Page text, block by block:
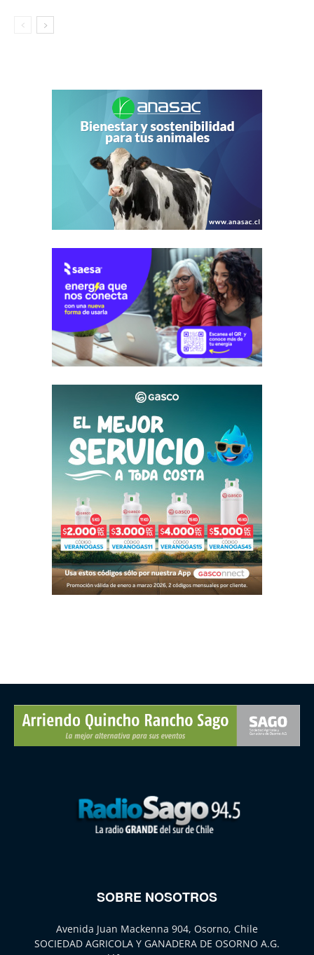
SOBRE NOSOTROS
Avenida Juan Mackenna 904, Osorno, Chile
SOCIEDAD AGRICOLA Y GANADERA DE OSORNO A.G.